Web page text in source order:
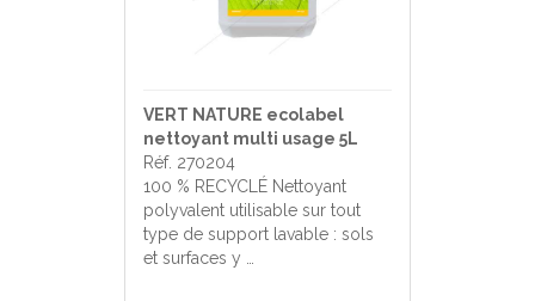
VERT NATURE ecolabel
nettoyant multi usage 5L
Réf. 270204
100 % RECYCLÉ Nettoyant
polyvalent utilisable sur tout
type de support lavable : sols
et surfaces y …